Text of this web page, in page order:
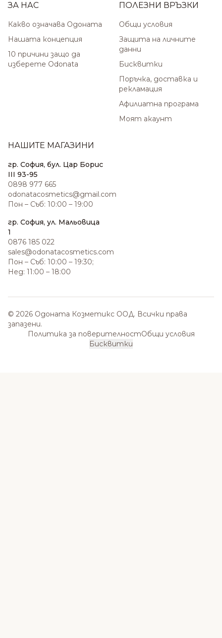
ЗА НАС
Какво означава Одоната
Нашата концепция
10 причини защо да
изберете Odonata
ПОЛЕЗНИ ВРЪЗКИ
Общи условия
Защита на личните
данни
Бисквитки
Поръчка, доставка и
рекламация
Афилиатна програма
Моят акаунт
НАШИТЕ МАГАЗИНИ
гр. София, бул. Цар Борис
III 93-95
0898 977 665
odonatacosmetics@gmail.com
Пон – Съб: 10:00 – 19:00
гр. София, ул. Мальовица
1
0876 185 022
sales@odonatacosmetics.com
Пон – Съб: 10:00 – 19:30;
Нед: 11:00 – 18:00
© 2026 Одоната Козметикс ООД. Всички права
запазени.
Политика за поверителностОбщи условия
Бисквитки